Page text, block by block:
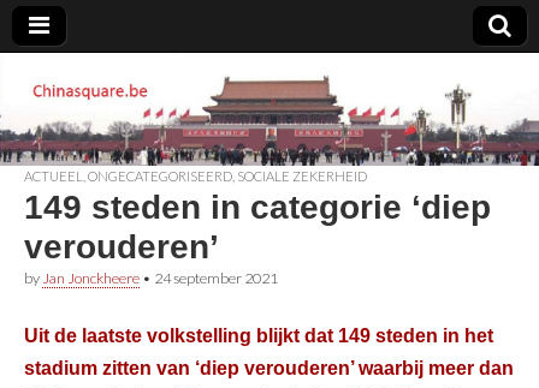
Chinasquare.be
ACTUEEL ONGECATEGORISEERD SOCIALE ZEKERHEID
149 steden in categorie ‘diep
verouderen’
by Jan Jonckheere • 24 september 2021
Uit de laatste volkstelling blijkt dat 149 steden in het
stadium zitten van ‘diep verouderen’ waarbij meer dan